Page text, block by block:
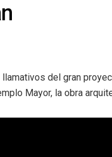
del gran
Mayor, la obra